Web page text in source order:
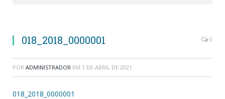
018_2018_0000001 0
POR ADMINISTRADOR EM 1 DE ABRIL DE 2021
018_2018_0000001